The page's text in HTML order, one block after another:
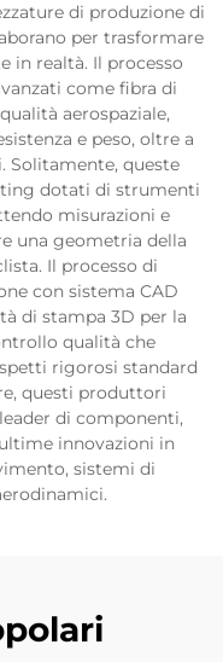
di produzione di
per trasformare
in realtà. Il processo
come fibra di
aerospaziale,
e peso, oltre a
Solitamente, queste
dotati di strumenti
misurazioni e
una geometria della
Il processo di
con sistema CAD
di stampa 3D per la
qualità che
rigorosi standard
questi produttori
di componenti,
innovazioni in
sistemi di